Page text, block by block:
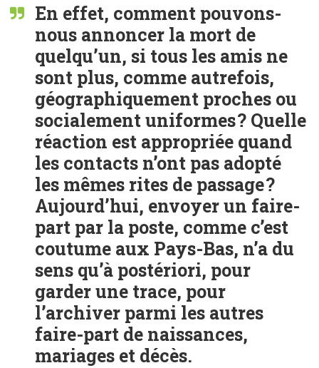
En effet, comment pouvons-
nous annoncer la mort de
quelqu’un, si tous les amis ne
sont plus, comme autrefois,
géographiquement proches ou
socialement uniformes ? Quelle
réaction est appropriée quand
les contacts n’ont pas adopté
les mêmes rites de passage ?
Aujourd’hui, envoyer un faire-
part par la poste, comme c’est
coutume aux Pays-Bas, n’a du
sens qu’à postériori, pour
garder une trace, pour
l’archiver parmi les autres
faire-part de naissances,
mariages et décès.